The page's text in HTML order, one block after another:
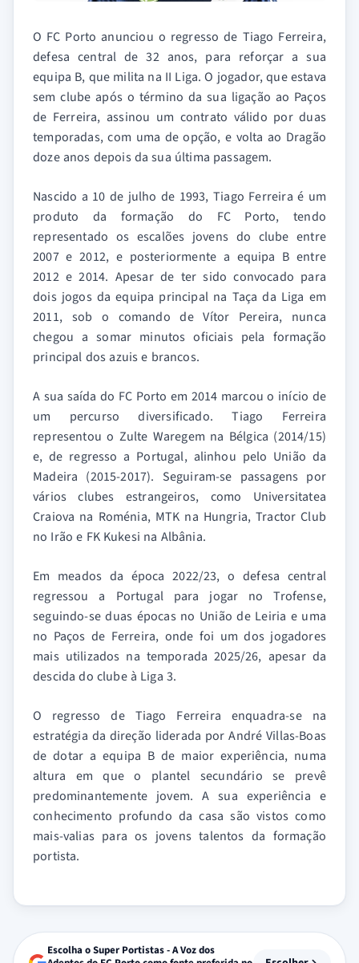
O FC Porto anunciou o regresso de Tiago Ferreira,
defesa central de 32 anos, para reforçar a sua
equipa B, que milita na II Liga. O jogador, que estava
sem clube após o término da sua ligação ao Paços
de Ferreira, assinou um contrato válido por duas
temporadas, com uma de opção, e volta ao Dragão
doze anos depois da sua última passagem.
Nascido a 10 de julho de 1993, Tiago Ferreira é um
produto da formação do FC Porto, tendo
representado os escalões jovens do clube entre
2007 e 2012, e posteriormente a equipa B entre
2012 e 2014. Apesar de ter sido convocado para
dois jogos da equipa principal na Taça da Liga em
2011, sob o comando de Vítor Pereira, nunca
chegou a somar minutos oficiais pela formação
principal dos azuis e brancos.
A sua saída do FC Porto em 2014 marcou o início de
um percurso diversificado. Tiago Ferreira
representou o Zulte Waregem na Bélgica (2014/15)
e, de regresso a Portugal, alinhou pelo União da
Madeira (2015-2017). Seguiram-se passagens por
vários clubes estrangeiros, como Universitatea
Craiova na Roménia, MTK na Hungria, Tractor Club
no Irão e FK Kukesi na Albânia.
Em meados da época 2022/23, o defesa central
regressou a Portugal para jogar no Trofense,
seguindo-se duas épocas no União de Leiria e uma
no Paços de Ferreira, onde foi um dos jogadores
mais utilizados na temporada 2025/26, apesar da
descida do clube à Liga 3.
O regresso de Tiago Ferreira enquadra-se na
estratégia da direção liderada por André Villas-Boas
de dotar a equipa B de maior experiência, numa
altura em que o plantel secundário se prevê
predominantemente jovem. A sua experiência e
conhecimento profundo da casa são vistos como
mais-valias para os jovens talentos da formação
portista.
Escolha o Super Portistas - A Voz dos